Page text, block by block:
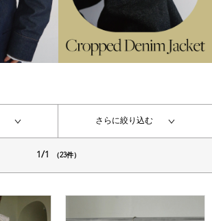
さらに絞り込む
1/1 （23件）